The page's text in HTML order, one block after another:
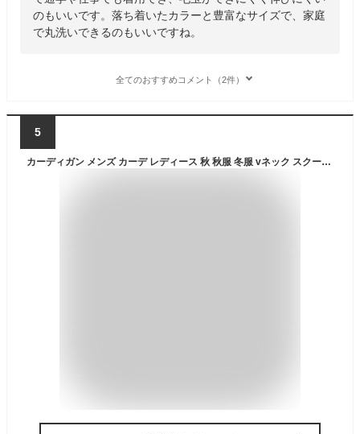
のもいいです。落ち着いたカラーと豊富なサイズで、家庭
で丸洗いできるのもいいですね。
全てのおすすめコメント（2件）
5
カーディガン メンズ カーデ レディース 秋 秋服 冬服 vネック スクールカーディガン 薄手 オフィス 定番 大きいサイズ有 フライスカーディガン 無地 男女兼用 長袖 S M L LL 3L 4L 5L XL 黒 綿100% ジェンダーレス ビジネス 送料無料 WEB限定 内勤 春 春服